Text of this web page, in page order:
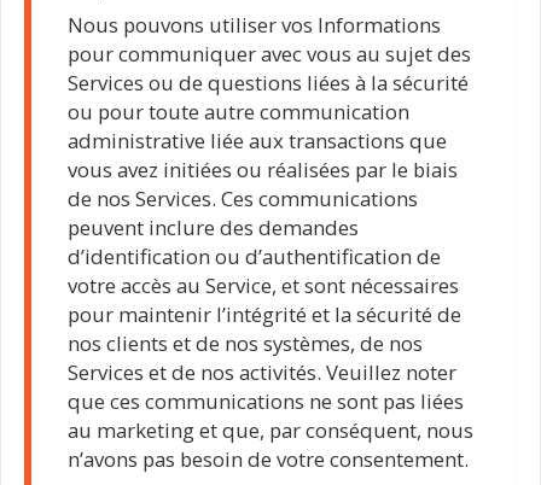
Nous pouvons utiliser vos Informations
pour communiquer avec vous au sujet des
Services ou de questions liées à la sécurité
ou pour toute autre communication
administrative liée aux transactions que
vous avez initiées ou réalisées par le biais
de nos Services. Ces communications
peuvent inclure des demandes
d’identification ou d’authentification de
votre accès au Service, et sont nécessaires
pour maintenir l’intégrité et la sécurité de
nos clients et de nos systèmes, de nos
Services et de nos activités. Veuillez noter
que ces communications ne sont pas liées
au marketing et que, par conséquent, nous
n’avons pas besoin de votre consentement.